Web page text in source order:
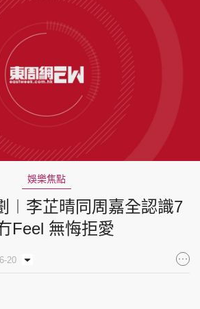
娛樂焦點
︱李芷晴同周嘉全認識7
Feel 無悔拒愛
20